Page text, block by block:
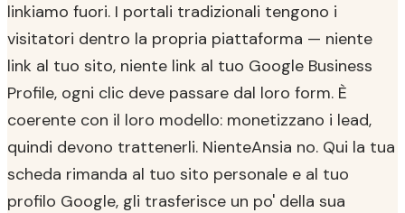
linkiamo fuori. I portali tradizionali tengono i
visitatori dentro la propria piattaforma — niente
link al tuo sito, niente link al tuo Google Business
Profile, ogni clic deve passare dal loro form. È
coerente con il loro modello: monetizzano i lead,
quindi devono trattenerli. NienteAnsia no. Qui la tua
scheda rimanda al tuo sito personale e al tuo
profilo Google, gli trasferisce un po' della sua